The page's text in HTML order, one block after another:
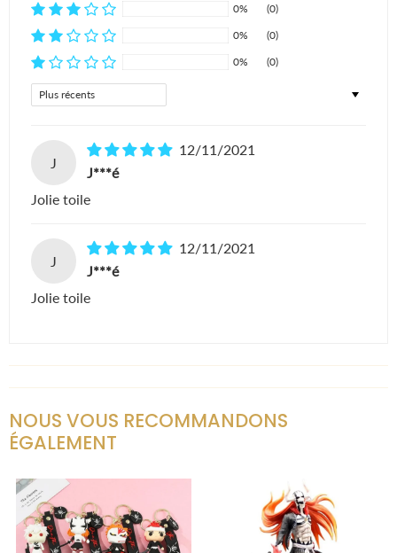
0%
(0)
0%
(0)
0%
(0)
Sort by
J
12/11/2021
J***é
Jolie toile
J
12/11/2021
J***é
Jolie toile
NOUS VOUS RECOMMANDONS
ÉGALEMENT